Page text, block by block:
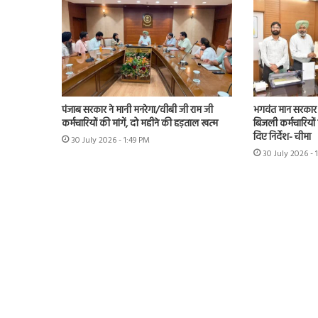
पंजाब सरकार ने मानी मनरेगा/वीबी जी राम जी
कर्मचारियों की मांगें, दो महीने की हड़ताल खत्म
30 July 2026 - 1:49 PM
भगवंत मान
बिजली
दिए निर्देश- चीमा
30 July 2026 -